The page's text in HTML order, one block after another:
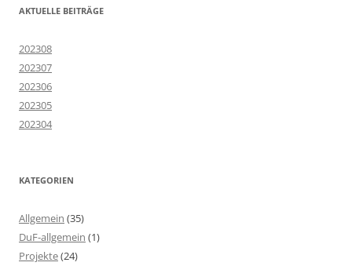
AKTUELLE BEITRÄGE
202308
202307
202306
202305
202304
KATEGORIEN
Allgemein (35)
DuF-allgemein (1)
Projekte(24)